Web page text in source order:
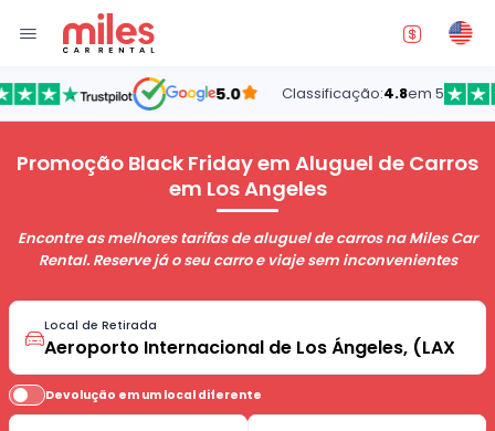
5.0 Classificação:4.8em 5
Promoção Black Friday em Aluguel de Carros
em Los Angeles
Encontre as melhores tarifas de aluguel de carros na Miles Car
Rental. Reserve já o seu carro e viaje sem inconvenientes
Local de Retirada
Devolução em um local diferente